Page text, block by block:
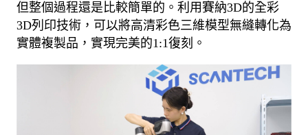
但整個過程還是比較簡單的。 利用賽納3D的全彩
3D列印技術，可以將高清彩色三維模型無縫轉化為
實體複製品，實現完美的1:1復刻。